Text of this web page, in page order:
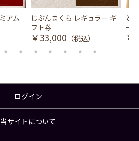
アム
じぶんまくら レギュラー ギ
フト券
￥33,000 （税込）
と
ース
￥
ログイン
当サイトについて